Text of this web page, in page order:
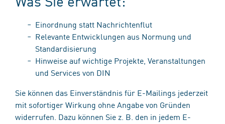
Einordnung statt Nachrichtenflut
Relevante Entwicklungen aus Normung und
Standardisierung
Hinweise auf wichtige Projekte, Veranstaltungen
und Services von DIN
Sie können das Einverständnis für E-Mailings jederzeit
mit sofortiger Wirkung ohne Angabe von Gründen
widerrufen. Dazu können Sie z. B. den in jedem E-